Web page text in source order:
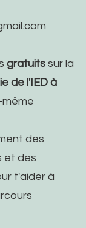
gratuits sur la
de l'IED à
même
des
et des
t'aider à